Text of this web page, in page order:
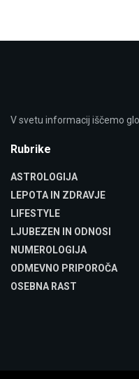
V svetu informacij iščemo
Rubrike
ASTROLOGIJA
LEPOTA IN ZDRAVJE
LIFESTYLE
LJUBEZEN IN ODNOSI
NUMEROLOGIJA
ODMEVNO PRIPOROČA
OSEBNA RAST